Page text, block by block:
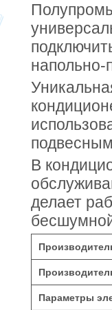
напольно-
В
делает
Параметры